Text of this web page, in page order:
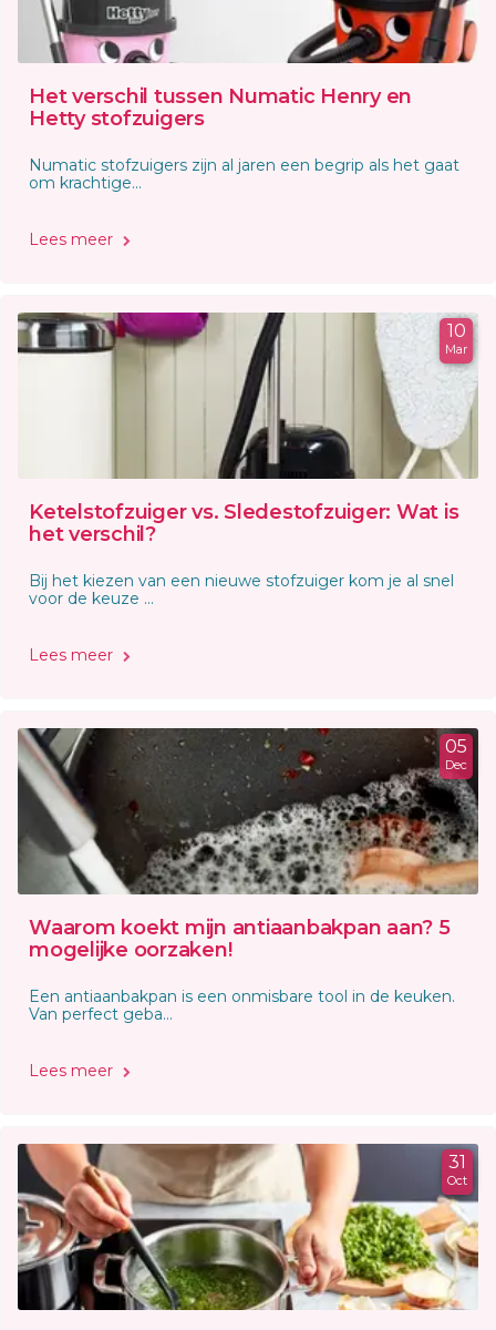
Het verschil tussen Numatic Henry en
Hetty stofzuigers
Numatic stofzuigers zijn al jaren een begrip als het gaat
om krachtige...
Lees meer
Ketelstofzuiger vs. Sledestofzuiger: Wat is
het verschil?
10
Mar
Bij het kiezen van een nieuwe stofzuiger kom je al snel
voor de keuze ...
Lees meer
Waarom koekt mijn antiaanbakpan aan? 5
mogelijke oorzaken!
05
Dec
Een antiaanbakpan is een onmisbare tool in de keuken.
Van perfect geba...
Lees meer
31
Oct